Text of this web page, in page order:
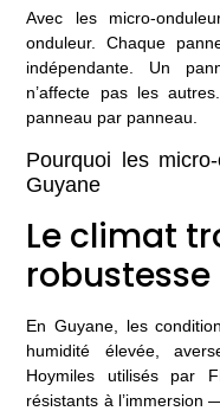
Avec les micro-
onduleur. Chaque
indépendante. Un
n’affecte pas les
panneau par panneau.
Pourquoi les
Guyane
Le climat
robustesse
En Guyane, les
humidité élevée,
Hoymiles utilisés par
résistants à l’immersion